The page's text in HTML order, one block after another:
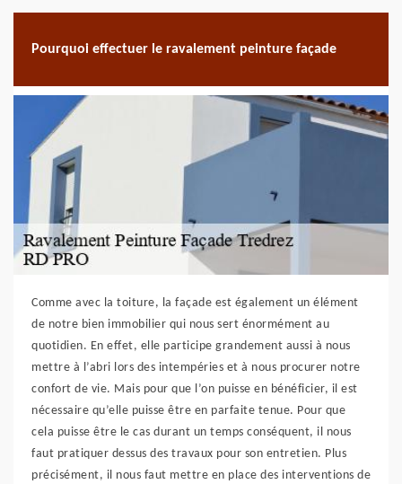
Pourquoi effectuer le ravalement peinture façade
Comme avec la toiture, la façade est également un élément
de notre bien immobilier qui nous sert énormément au
quotidien. En effet, elle participe grandement aussi à nous
mettre à l’abri lors des intempéries et à nous procurer notre
confort de vie. Mais pour que l’on puisse en bénéficier, il est
nécessaire qu’elle puisse être en parfaite tenue. Pour que
cela puisse être le cas durant un temps conséquent, il nous
faut pratiquer dessus des travaux pour son entretien. Plus
précisément, il nous faut mettre en place des interventions de